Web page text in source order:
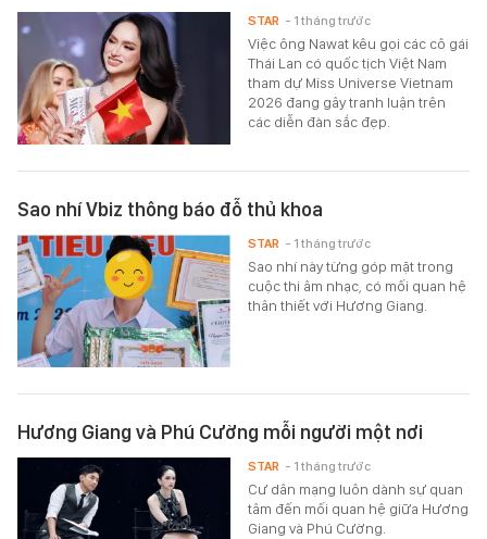
Việc ông Nawat kêu gọi các cô gái
Thái Lan có quốc tịch Việt Nam
tham dự Miss Universe Vietnam
2026 đang gây tranh luận trên
các diễn đàn sắc đẹp.
STAR - 1 tháng trước
Sao nhí Vbiz thông báo đỗ thủ khoa
Sao nhí này từng góp mặt trong
cuộc thi âm nhạc, có mối quan hệ
thân thiết với Hương Giang.
STAR - 1 tháng trước
Hương Giang và Phú Cường mỗi người một nơi
Cư dân mạng luôn dành sự quan
tâm đến mối quan hệ giữa Hương
Giang và Phú Cường.
STAR - 1 tháng trước